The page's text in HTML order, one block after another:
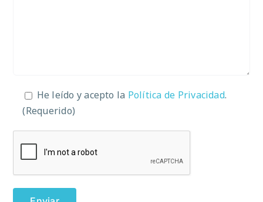
He leído y acepto la Política de Privacidad.
(Requerido)